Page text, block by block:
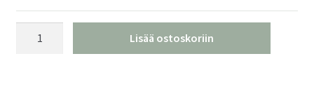
Lisää ostoskoriin